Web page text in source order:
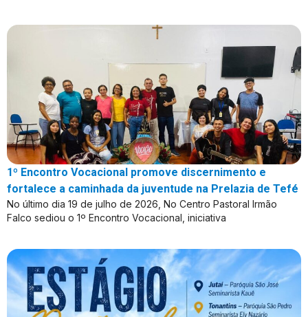
1º Encontro Vocacional promove discernimento e
fortalece a caminhada da juventude na Prelazia de Tefé
No último dia 19 de julho de 2026, No Centro Pastoral Irmão
Falco sediou o 1º Encontro Vocacional, iniciativa